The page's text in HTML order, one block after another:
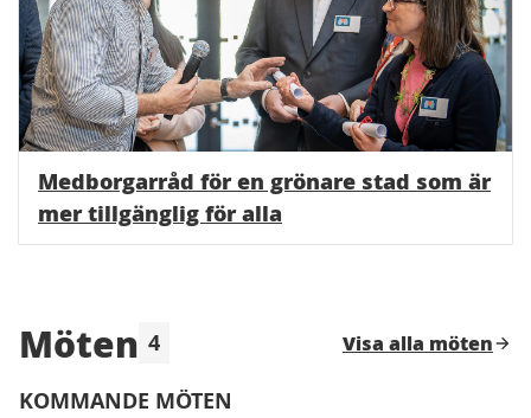
Medborgarråd för en grönare stad som är
mer tillgänglig för alla
Möten 4 Visa alla möten
Hoppa över karta
+
Leaflet|©HERE maps
KOMMANDE MÖTEN